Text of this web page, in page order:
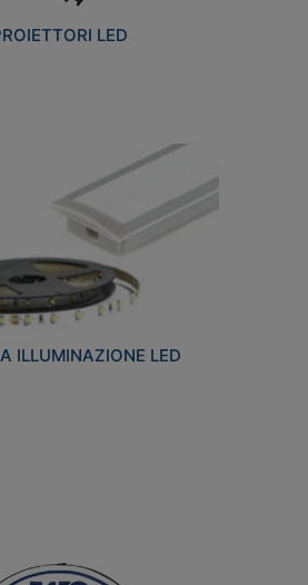
LED
ILLUMINAZIONE LED